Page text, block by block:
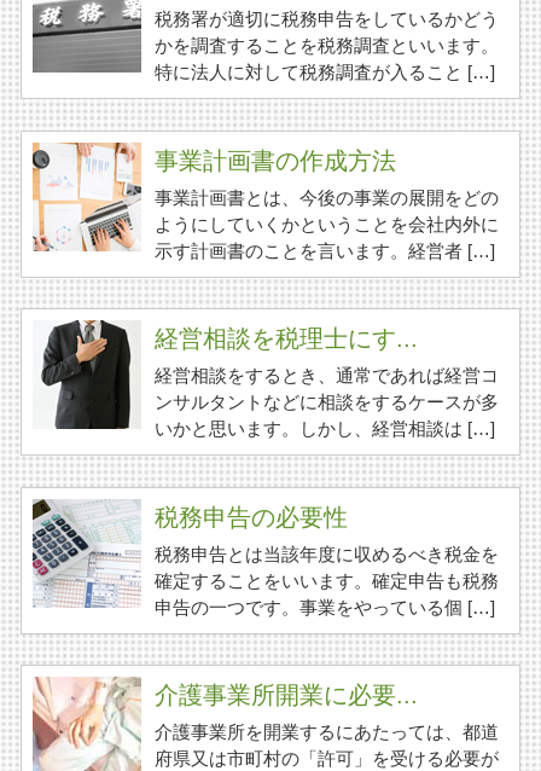
税務署が適切に税務申告をしているかどう
かを調査することを税務調査といいます。
特に法人に対して税務調査が入ること […]
事業計画書の作成方法
事業計画書とは、今後の事業の展開をどの
ようにしていくかということを会社内外に
示す計画書のことを言います。経営者 […]
経営相談を税理士にす...
経営相談をするとき、通常であれば経営コ
ンサルタントなどに相談をするケースが多
いかと思います。しかし、経営相談は […]
税務申告の必要性
税務申告とは当該年度に収めるべき税金を
確定することをいいます。確定申告も税務
申告の一つです。事業をやっている個 […]
介護事業所開業に必要...
介護事業所を開業するにあたっては、都道
府県又は市町村の「許可」を受ける必要が